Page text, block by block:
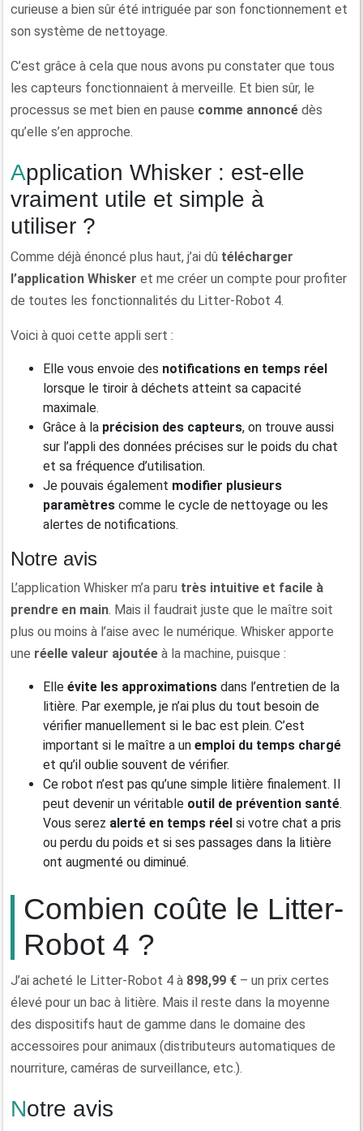
curieuse a bien sûr été intriguée par son fonctionnement et
son système de nettoyage.
C’est grâce à cela que nous avons pu constater que tous
les capteurs fonctionnaient à merveille. Et bien sûr, le
processus se met bien en pause comme annoncé dès
qu’elle s’en approche.
Application Whisker : est-elle
vraiment utile et simple à
utiliser ?
Comme déjà énoncé plus haut, j’ai dû télécharger
l’application Whisker et me créer un compte pour profiter
de toutes les fonctionnalités du Litter-Robot 4.
Voici à quoi cette appli sert :
Elle vous envoie des notifications en temps réel
lorsque le tiroir à déchets atteint sa capacité
maximale.
Grâce à la précision des capteurs, on trouve aussi
sur l’appli des données précises sur le poids du chat
et sa fréquence d’utilisation.
Je pouvais également modifier plusieurs
paramètres comme le cycle de nettoyage ou les
alertes de notifications.
Notre avis
L’application Whisker m’a paru très intuitive et facile à
prendre en main. Mais il faudrait juste que le maître soit
plus ou moins à l’aise avec le numérique. Whisker apporte
une réelle valeur ajoutée à la machine, puisque :
Elle évite les approximations dans l’entretien de la
litière. Par exemple, je n’ai plus du tout besoin de
vérifier manuellement si le bac est plein. C’est
important si le maître a un emploi du temps chargé
et qu’il oublie souvent de vérifier.
Ce robot n’est pas qu’une simple litière finalement. Il
peut devenir un véritable outil de prévention santé.
Vous serez alerté en temps réel si votre chat a pris
ou perdu du poids et si ses passages dans la litière
ont augmenté ou diminué.
Combien coûte le Litter-
Robot 4 ?
J’ai acheté le Litter-Robot 4 à 898,99 € – un prix certes
élevé pour un bac à litière. Mais il reste dans la moyenne
des dispositifs haut de gamme dans le domaine des
accessoires pour animaux (distributeurs automatiques de
nourriture, caméras de surveillance, etc.).
Notre avis